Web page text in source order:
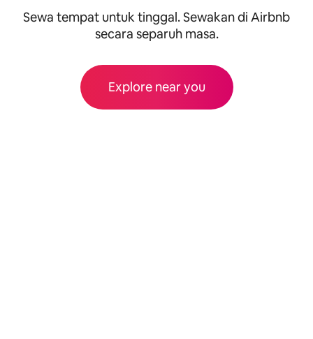
Sewa tempat untuk tinggal. Sewakan di Airbnb
secara separuh masa.
Explore near you